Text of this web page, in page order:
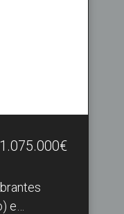
1.075.000€
e